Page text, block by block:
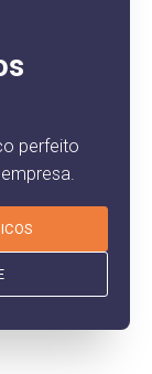
perfeito